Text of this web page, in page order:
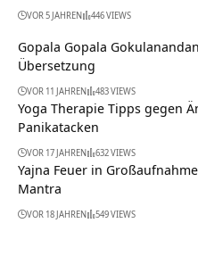
VOR 5 JAHREN 446 VIEWS
Gopala Gopala
Übersetzung
VOR 11 JAHREN 483 VIEWS
Yoga Therapie Tipps gegen
Panikatacken
VOR 17 JAHREN 632 VIEWS
Yajna Feuer in
Mantra
VOR 18 JAHREN 549 VIEWS